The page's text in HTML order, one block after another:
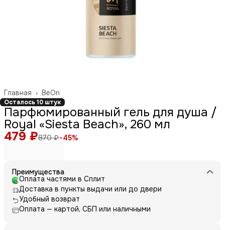
BeOn
Главная ›
Осталось 10 штук
Парфюмированный гель для душа /
Royal «Siesta Beach», 260 мл
479 ₽870 ₽−45%
Преимущества
Оплата частями в Сплит
Доставка в пункты выдачи или до двери
Удобный возврат
Оплата — картой, СБП или наличными